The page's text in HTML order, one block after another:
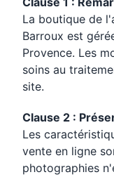
La boutique de
Barroux est
Provence. Les
soins au
site.
Clause 2 :
Les
vente en ligne
photographies